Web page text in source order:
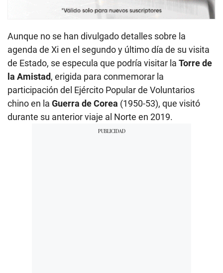
Aunque no se han divulgado detalles sobre la
agenda de Xi en el segundo y último día de su visita
de Estado, se especula que podría visitar la Torre de
la Amistad, erigida para conmemorar la
participación del Ejército Popular de Voluntarios
chino en la Guerra de Corea (1950-53), que visitó
durante su anterior viaje al Norte en 2019.